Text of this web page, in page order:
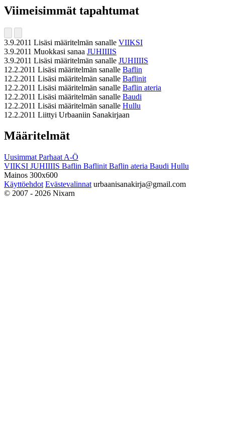
Viimeisimmät tapahtumat
3.9.2011 Lisäsi määritelmän sanalle VIIKSI
3.9.2011 Muokkasi sanaa JUHIIIIS
3.9.2011 Lisäsi määritelmän sanalle JUHIIIIS
12.2.2011 Lisäsi määritelmän sanalle Baflin
12.2.2011 Lisäsi määritelmän sanalle Baflinit
12.2.2011 Lisäsi määritelmän sanalle Baflin ateria
12.2.2011 Lisäsi määritelmän sanalle Baudi
12.2.2011 Lisäsi määritelmän sanalle Hullu
12.2.2011 Liittyi Urbaaniin Sanakirjaan
Määritelmät
Uusimmat Parhaat A-Ö
VIIKSI JUHIIIIS Baflin Baflinit Baflin ateria Baudi Hullu
Mainos 300x600
Käyttöehdot Evästevalinnat urbaanisanakirja@gmail.com
© 2007 - 2026 Nixarn